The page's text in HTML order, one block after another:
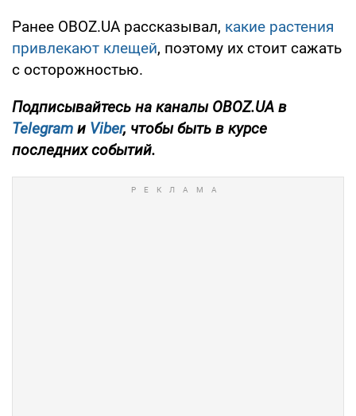
Ранее OBOZ.UA рассказывал, какие растения
привлекают клещей, поэтому их стоит сажать
с осторожностью.
Подписывайтесь на каналы OBOZ.UA в
Telegram и Viber, чтобы быть в курсе
последних событий.